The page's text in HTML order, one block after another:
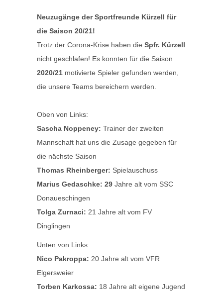
Neuzugänge der Sportfreunde Kürzell für
die Saison 20/21!
Trotz der Corona-Krise haben die Spfr. Kürzell
nicht geschlafen! Es konnten für die Saison
2020/21 motivierte Spieler gefunden werden,
die unsere Teams bereichern werden.
Oben von Links:
Sascha Noppeney: Trainer der zweiten
Mannschaft hat uns die Zusage gegeben für
die nächste Saison
Thomas Rheinberger: Spielauschuss
Marius Gedaschke: 29 Jahre alt vom SSC
Donaueschingen
Tolga Zurnaci: 21 Jahre alt vom FV
Dinglingen
Unten von Links:
Nico Pakroppa: 20 Jahre alt vom VFR
Elgersweier
Torben Karkossa: 18 Jahre alt eigene Jugend